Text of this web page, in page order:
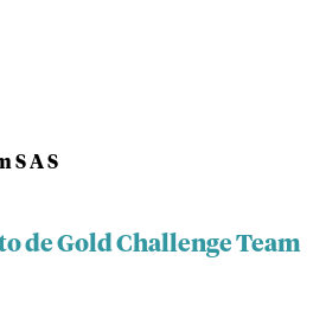
S A S
de Gold Challenge Team